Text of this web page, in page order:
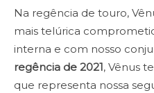
Na regência de touro,
mais telúrica
interna e com nosso
regência de 2021, Vênus
que representa nossa